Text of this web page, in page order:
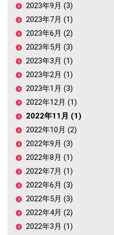
2023年9月 (3)
2023年7月 (1)
2023年6月 (2)
2023年5月 (3)
2023年3月 (1)
2023年2月 (1)
2023年1月 (3)
2022年12月 (1)
2022年11月 (1)
2022年10月 (2)
2022年9月 (3)
2022年8月 (1)
2022年7月 (1)
2022年6月 (3)
2022年5月 (3)
2022年4月 (2)
2022年3月 (1)